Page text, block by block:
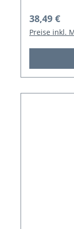
Regulärer
38,49 €
Preise inkl.